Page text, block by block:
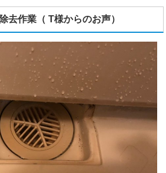
去作業（ T様からのお声）